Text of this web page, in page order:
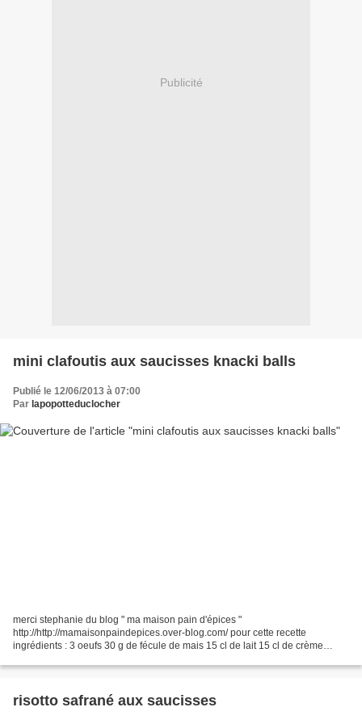
Publicité
mini clafoutis aux saucisses knacki balls
Publié le 12/06/2013 à 07:00
Par lapopotteduclocher
merci stephanie du blog " ma maison pain d'épices "
http://http://mamaisonpaindepices.over-blog.com/ pour cette recette
ingrédients : 3 oeufs 30 g de fécule de mais 15 cl de lait 15 cl de crème
risotto safrané aux saucisses